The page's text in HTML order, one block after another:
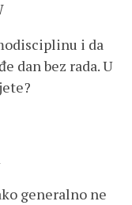
i da
dan bez rada. U
generalno ne